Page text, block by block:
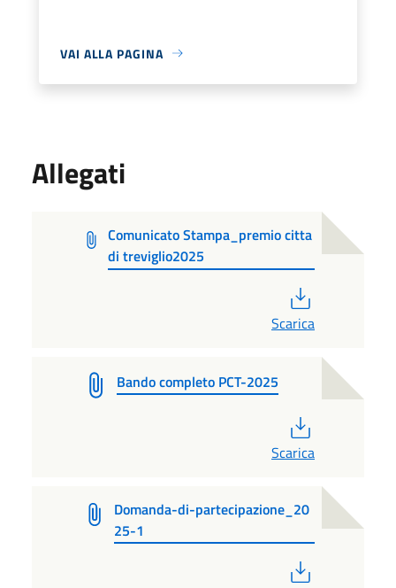
VAI ALLA PAGINA
Allegati
Comunicato Stampa_premio citta
di treviglio2025
Scarica
Bando completo PCT-2025
Scarica
Domanda-di-partecipazione_20
25-1